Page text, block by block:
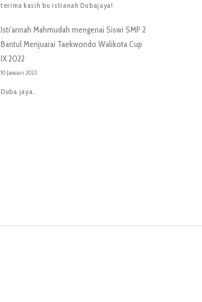
terima kasih bu istianah Dubajaya!
Isti'annah Mahmudah mengenai Siswi SMP 2
Bantul Menjuarai Taekwondo Walikota Cup
IX 2022
10 Januari 2023
Duba jaya..